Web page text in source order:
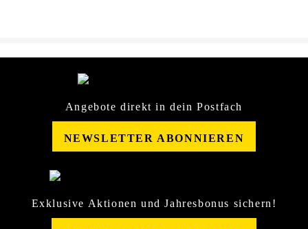
Angebote direkt in dein Postfach
NEWSLETTER ABONNIEREN
Exklusive Aktionen und Jahresbonus sichern!